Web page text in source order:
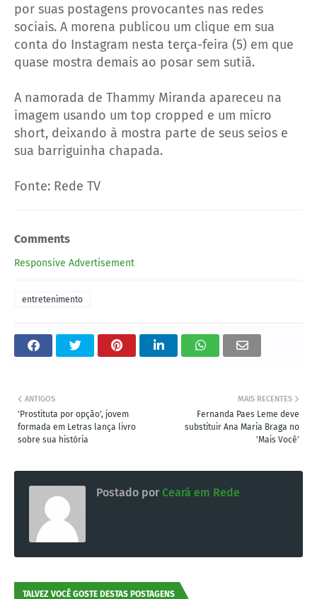
por suas postagens provocantes nas redes
sociais. A morena publicou um clique em sua
conta do Instagram nesta terça-feira (5) em que
quase mostra demais ao posar sem sutiã.
A namorada de Thammy Miranda apareceu na
imagem usando um top cropped e um micro
short, deixando à mostra parte de seus seios e
sua barriguinha chapada.
Fonte: Rede TV
Comments
Responsive Advertisement
entretenimento
MAIS RECENTES
Fernanda Paes Leme deve
substituir Ana Maria Braga no
'Mais Você'
ANTIGOS
'Prostituta por opção', jovem
formada em Letras lança livro
sobre sua história
Postado por Ceará em Rede
TALVEZ VOCÊ GOSTE DESTAS POSTAGENS